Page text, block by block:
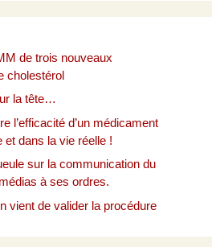
de trois nouveaux
cholestérol
la tête…
l’efficacité d’un médicament
et dans la vie réelle !
sur la communication du
à ses ordres.
vient de valider la procédure